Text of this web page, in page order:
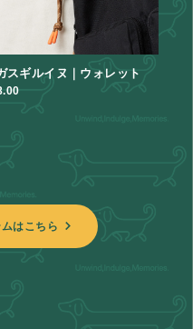
スギルイヌ｜ウォレット
はこちら